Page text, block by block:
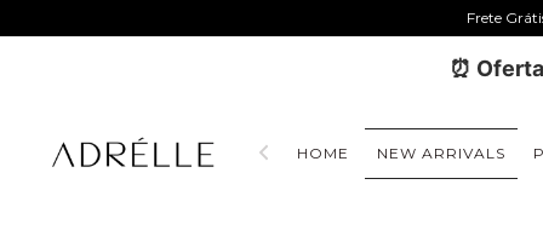
Frete
⏰
HOME NEW ARRIVALS